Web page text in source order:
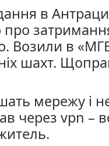
в
Возили в
шахт.
мережу і
через vpn –